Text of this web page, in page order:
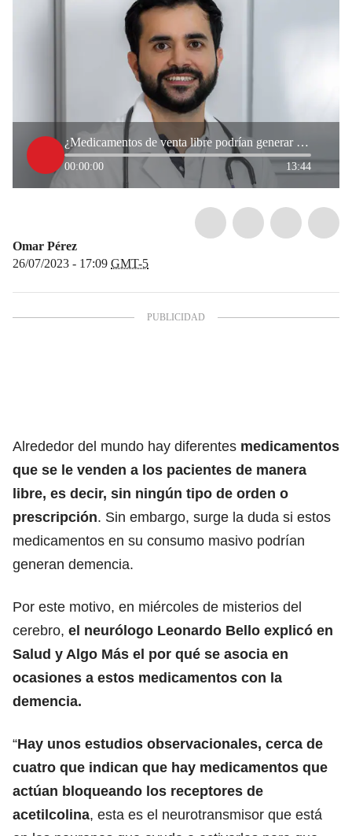
¿Medicamentos de venta libre podrían generar demencia? Neurólogo explica
00:00:00 13:44
Omar Pérez
26/07/2023 - 17:09 GMT-5
Alrededor del mundo hay diferentes medicamentos
que se le venden a los pacientes de manera
libre, es decir, sin ningún tipo de orden o
prescripción. Sin embargo, surge la duda si estos
medicamentos en su consumo masivo podrían
generan demencia.
Por este motivo, en miércoles de misterios del
cerebro, el neurólogo Leonardo Bello explicó en
Salud y Algo Más el por qué se asocia en
ocasiones a estos medicamentos con la
demencia.
“Hay unos estudios observacionales, cerca de
cuatro que indican que hay medicamentos que
actúan bloqueando los receptores de
acetilcolina, esta es el neurotransmisor que está